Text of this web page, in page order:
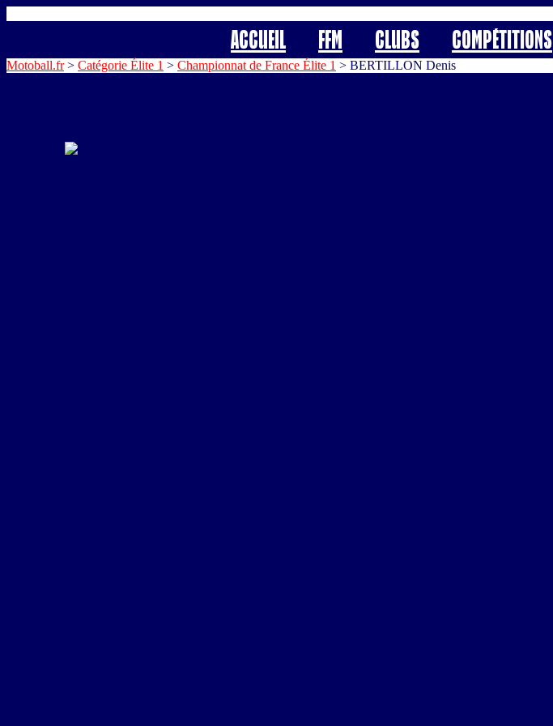
Accueil FFM Clubs Compétitions
Motoball.fr> Catégorie Élite 1 > Championnat de France Élite 1 > BERTILLON Denis